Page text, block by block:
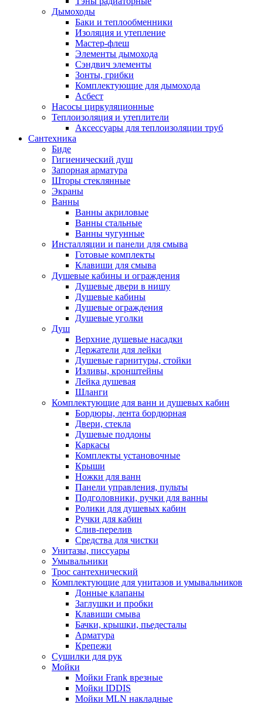
Дымоходы
Баки и теплообменники
Изоляция и утепление
Мастер-флеш
Элементы дымохода
Сэндвич элементы
Зонты, грибки
Комплектующие для дымохода
Асбест
Насосы циркуляционные
Теплоизоляция и утеплители
Аксессуары для теплоизоляции труб
Сантехника
Биде
Гигиенический душ
Запорная арматура
Шторы стеклянные
Экраны
Ванны
Ванны акриловые
Ванны стальные
Ванны чугунные
Инсталляции и панели для смыва
Готовые комплекты
Клавиши для смыва
Душевые кабины и ограждения
Душевые двери в нишу
Душевые кабины
Душевые ограждения
Душевые уголки
Душ
Верхние душевые насадки
Держатели для лейки
Душевые гарнитуры, стойки
Изливы, кронштейны
Лейка душевая
Шланги
Комплектующие для ванн и душевых кабин
Бордюры, лента бордюрная
Двери, стекла
Душевые поддоны
Каркасы
Комплекты установочные
Крыши
Ножки для ванн
Панели управления, пульты
Подголовники, ручки для ванны
Ролики для душевых кабин
Ручки для кабин
Слив-перелив
Средства для чистки
Унитазы, писсуары
Умывальники
Трос сантехнический
Комплектующие для унитазов и умывальников
Донные клапаны
Заглушки и пробки
Клавиши смыва
Бачки, крышки, пьедесталы
Арматура
Крепежи
Сушилки для рук
Мойки
Мойки Frank врезные
Мойки IDDIS
Мойки MLN накладные